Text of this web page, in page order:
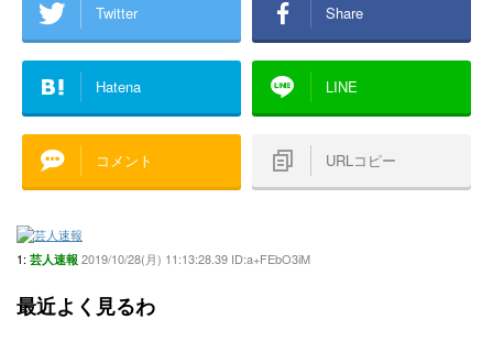
Twitter Share
Hatena LINE
コメント URLコピー
1: 芸人速報 2019/10/28(月) 11:13:28.39 ID:a+FEbO3iM
最近よく見るわ